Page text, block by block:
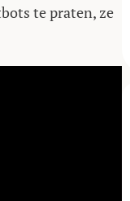
te praten, ze